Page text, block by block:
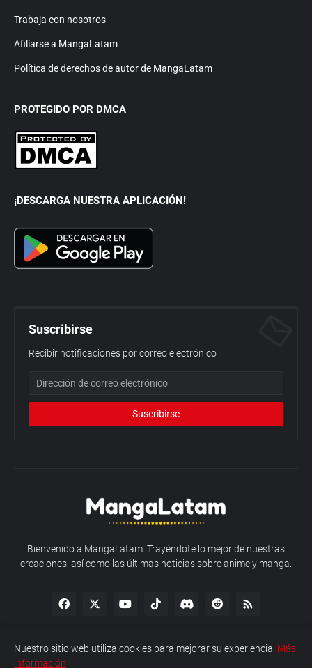
Trabaja con nosotros
Afiliarse a MangaLatam
Política de derechos de autor de MangaLatam
PROTEGIDO POR DMCA
¡DESCARGA NUESTRA APLICACIÓN!
Suscribirse
Recibir notificaciones por correo electrónico
Bienvenido a MangaLatam. Trayéndote lo mejor de nuestras
creaciones, así como las últimas noticias sobre anime y manga.
Nuestro sitio web utiliza cookies para mejorar su experiencia. Más
información